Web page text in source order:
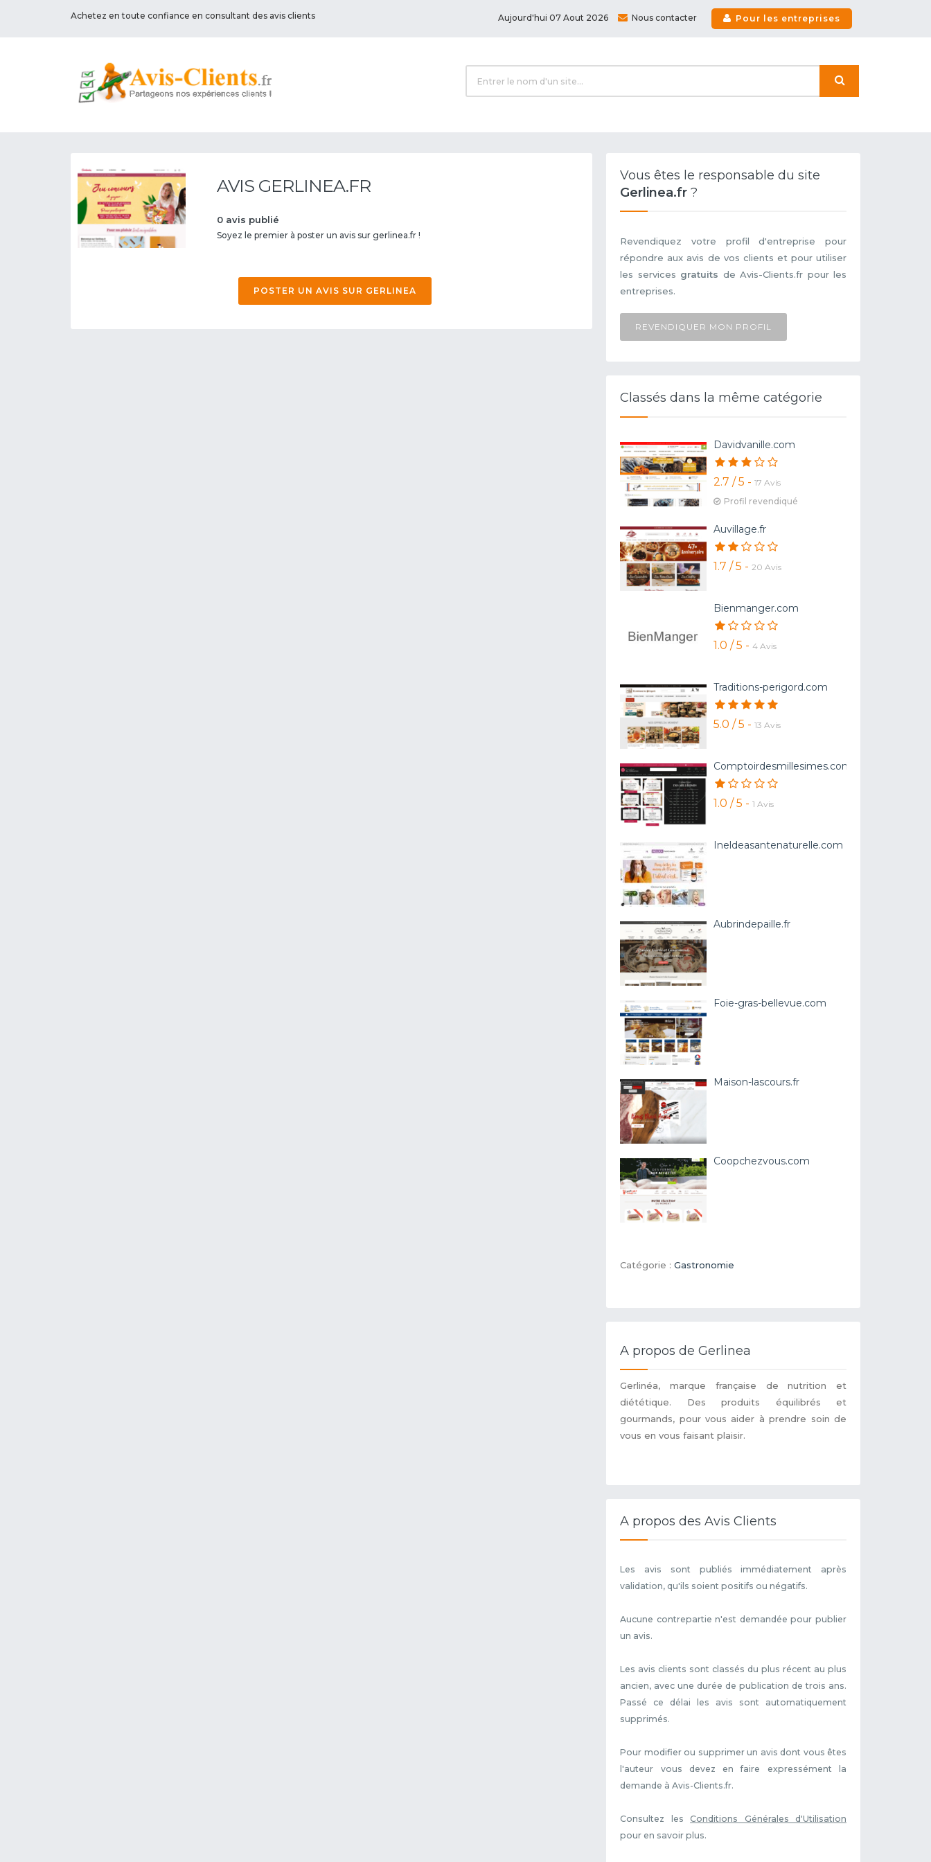
Achetez en toute confiance en consultant des avis clients Aujourd'hui 07 Aout 2026 Nous contacter Pour les entreprises
AVIS GERLINEA.FR
0 avis publié
Soyez le premier à poster un avis sur gerlinea.fr !
POSTER UN AVIS SUR GERLINEA
Vous êtes le responsable du site
Gerlinea.fr ?
Revendiquez votre profil d'entreprise pour
répondre aux avis de vos clients et pour utiliser
les services gratuits de Avis-Clients.fr pour les
entreprises.
REVENDIQUER MON PROFIL
Classés dans la même catégorie
Davidvanille.com
2.7 / 5 -17 Avis
Profil revendiqué
Auvillage.fr
1.7 / 5 - 20 Avis
Bienmanger.com
1.0 / 5 -4 Avis
Traditions-perigord.com
5.0 / 5 -13 Avis
Comptoirdesmillesimes.com
1.0 / 5 -1 Avis
Ineldeasantenaturelle.com
Aubrindepaille.fr
Foie-gras-bellevue.com
Maison-lascours.fr
Coopchezvous.com
Catégorie :Gastronomie
A propos de Gerlinea
Gerlinéa, marque française de nutrition et
diététique. Des produits équilibrés et
gourmands, pour vous aider à prendre soin de
vous en vous faisant plaisir.
A propos des Avis Clients
Les avis sont publiés immédiatement après
validation, qu'ils soient positifs ou négatifs.
Aucune contrepartie n'est demandée pour publier
un avis.
Les avis clients sont classés du plus récent au plus
ancien, avec une durée de publication de trois ans.
Passé ce délai les avis sont automatiquement
supprimés.
Pour modifier ou supprimer un avis dont vous êtes
l'auteur vous devez en faire expressément la
demande à Avis-Clients.fr.
Consultez lesConditions Générales d'Utilisation
pour en savoir plus.